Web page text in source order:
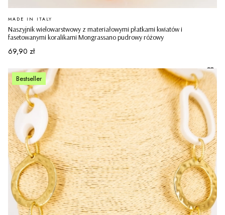
Naszyjnik wielowarstwowy z materiałowymi płatkami kwiatów i
fasetowanymi koralikami Mongrassano pudrowy różowy
PRODUCENT
MADE IN ITALY
Cena
69,90 zł
Bestseller